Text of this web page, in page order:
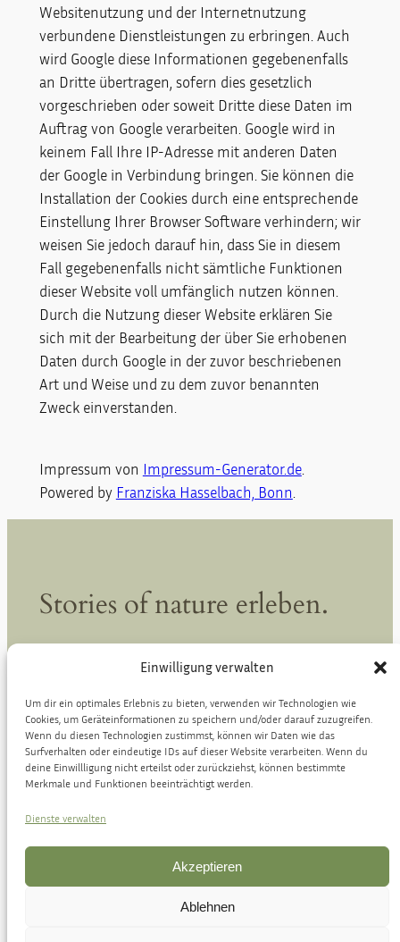
Einwilligung verwalten
Um dir ein optimales Erlebnis zu bieten, verwenden wir Technologien wie
Cookies, um Geräteinformationen zu speichern und/oder darauf zuzugreifen.
Wenn du diesen Technologien zustimmst, können wir Daten wie das
Surfverhalten oder eindeutige IDs auf dieser Website verarbeiten. Wenn du
deine Einwillligung nicht erteilst oder zurückziehst, können bestimmte
Merkmale und Funktionen beeinträchtigt werden.
Dienste verwalten
Akzeptieren
Ablehnen
Websitenutzung und der Internetnutzung
verbundene Dienstleistungen zu erbringen. Auch
wird Google diese Informationen gegebenenfalls
an Dritte übertragen, sofern dies gesetzlich
vorgeschrieben oder soweit Dritte diese Daten im
Auftrag von Google verarbeiten. Google wird in
keinem Fall Ihre IP-Adresse mit anderen Daten
der Google in Verbindung bringen. Sie können die
Installation der Cookies durch eine entsprechende
Einstellung Ihrer Browser Software verhindern; wir
weisen Sie jedoch darauf hin, dass Sie in diesem
Fall gegebenenfalls nicht sämtliche Funktionen
dieser Website voll umfänglich nutzen können.
Durch die Nutzung dieser Website erklären Sie
sich mit der Bearbeitung der über Sie erhobenen
Daten durch Google in der zuvor beschriebenen
Art und Weise und zu dem zuvor benannten
Zweck einverstanden.
Impressum von Impressum-Generator.de.
Powered by Franziska Hasselbach, Bonn
Stories of nature erleben.
info@stories-of-nature.de
AGB